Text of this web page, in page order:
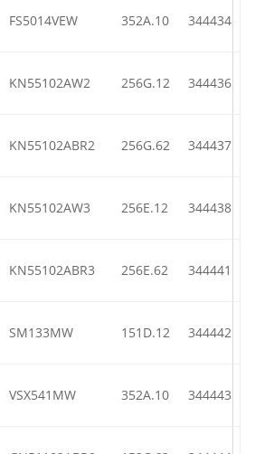
FS5014VEW 352A.10 344434
KN55102AW2 256G.12 344436
KN55102ABR2 256G.62 344437
KN55102AW3 256E.12 344438
KN55102ABR3 256E.62 344441
SM133MW 151D.12 344442
VSX541MW 352A.10 344443